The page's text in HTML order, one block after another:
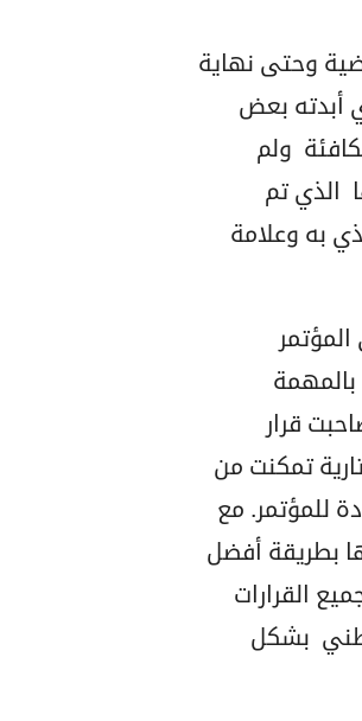
وحتى نهاية
الذي أبدته بعض
ولم
الذي تم
به وعلامة
بالمهمة
قرار
تمكنت من
للمؤتمر. مع
بطريقة أفضل
القرارات
بشكل